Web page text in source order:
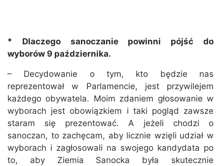
* Dlaczego sanoczanie powinni pójść do
wyborów 9 października.
– Decydowanie o tym, kto będzie nas
reprezentował w Parlamencie, jest przywilejem
każdego obywatela. Moim zdaniem głosowanie w
wyborach jest obowiązkiem i taki pogląd zawsze
staram się prezentować. A jeżeli chodzi o
sanoczan, to zachęcam, aby licznie wzięli udział w
wyborach i zagłosowali na swojego kandydata po
to, aby Ziemia Sanocka była skutecznie